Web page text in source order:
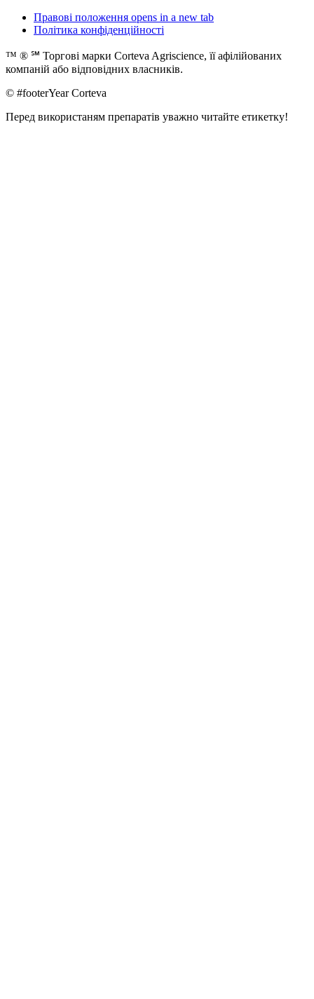
Правові положення opens in a new tab
Політика конфіденційності
™ ® ℠ Торгові марки Corteva Agriscience, її афілійованих
компаній або відповідних власників.
© #footerYear Corteva
Перед використаням препаратів уважно читайте етикетку!